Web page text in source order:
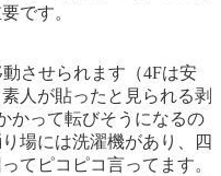
です。
させられます（4Fは安
人が貼ったと見られる剥
かって転びそうになるの
場には洗濯機があり、四
てピコピコ言ってます。